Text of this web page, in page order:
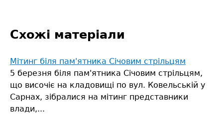
Схожі матеріали
Мітинг біля пам'ятника Січовим стрільцям
5 березня біля пам'ятника Січовим стрільцям,
що височіє на кладовищі по вул. Ковельській у
Сарнах, зібралися на мітинг представники
влади,...